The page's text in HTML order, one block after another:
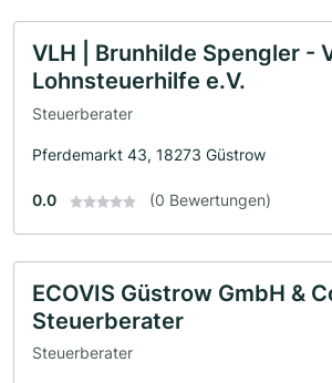
VLH | Brunhilde Spengler -
Lohnsteuerhilfe e.V.
Steuerberater
Pferdemarkt 43, 18273 Güstrow
0.0 (0 Bewertungen)
ECOVIS Güstrow GmbH &
Steuerberater
Steuerberater